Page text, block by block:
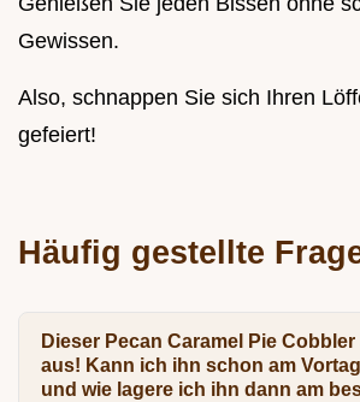
Gewissen.
Also, schnappen Sie sich Ihren
gefeiert!
Häufig gestellte
Dieser Pecan Caramel Pie
aus! Kann ich ihn schon am
und wie lagere ich ihn dann am